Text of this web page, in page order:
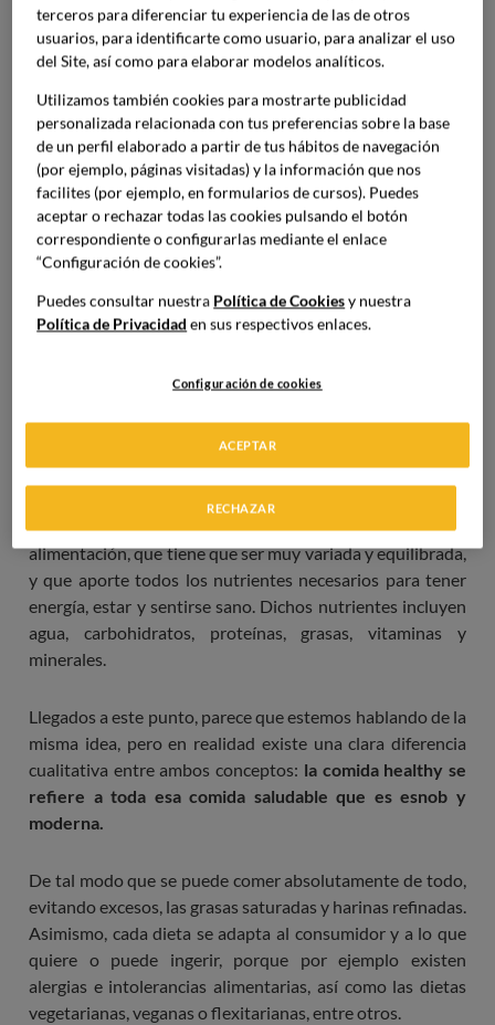
Imagen
¿Qué es la comida healthy?
comida saludable
idea de que una vida sana depende sobre todo de la
alimentación, que tiene que ser muy variada y equilibrada,
y que aporte todos los nutrientes necesarios para tener
energía, estar y sentirse sano. Dichos nutrientes incluyen
agua, carbohidratos, proteínas, grasas, vitaminas y
minerales.
Llegados a este punto, parece que estemos hablando de la
misma idea, pero en realidad existe una clara diferencia
cualitativa entre ambos conceptos: la comida healthy se
refiere a toda esa comida saludable que es esnob y
moderna.
De tal modo que se puede comer absolutamente de todo,
evitando excesos, las grasas saturadas y harinas refinadas.
Asimismo, cada dieta se adapta al consumidor y a lo que
quiere o puede ingerir, porque por ejemplo existen
alergias e intolerancias alimentarias, así como las dietas
vegetarianas, veganas o flexitarianas, entre otros.
terceros para diferenciar tu experiencia de las de otros
usuarios, para identificarte como usuario, para analizar el uso
del Site, así como para elaborar modelos analíticos.
Utilizamos también cookies para mostrarte publicidad
personalizada relacionada con tus preferencias sobre la base
de un perfil elaborado a partir de tus hábitos de navegación
(por ejemplo, páginas visitadas) y la información que nos
facilites (por ejemplo, en formularios de cursos). Puedes
aceptar o rechazar todas las cookies pulsando el botón
correspondiente o configurarlas mediante el enlace
“Configuración de cookies”.
Puedes consultar nuestra Política de Cookiesy nuestra
Política de Privacidad en sus respectivos enlaces.
Configuración de cookies
RECHAZAR
ACEPTAR